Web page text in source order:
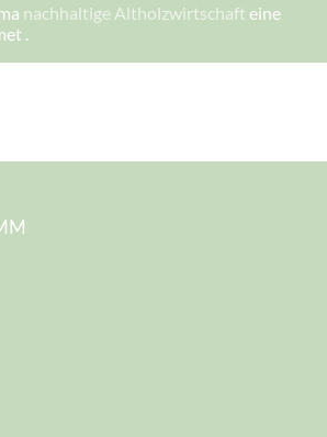
nachhaltige Altholzwirtschaft eine
.